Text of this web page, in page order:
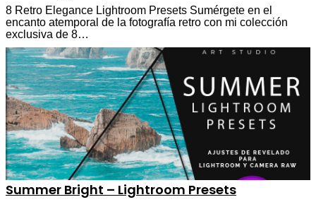
8 Retro Elegance Lightroom Presets Sumérgete en el
encanto atemporal de la fotografía retro con mi colección
exclusiva de 8…
Summer Bright – Lightroom Presets